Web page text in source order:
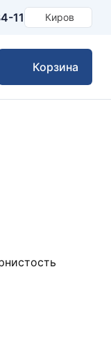
11 Киров
Корзина